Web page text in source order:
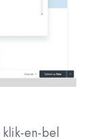
en-bel